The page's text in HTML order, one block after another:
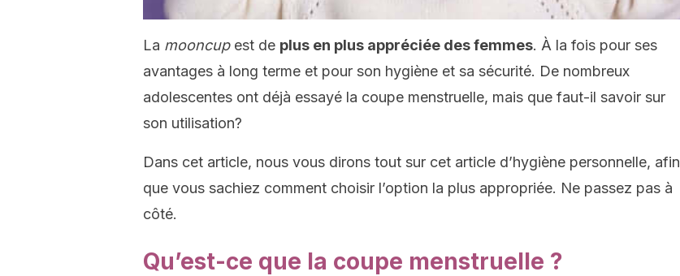
La mooncupest de plus en plus appréciée des femmes. À la fois pour ses
avantages à long terme et pour son hygiène et sa sécurité. De nombreux
adolescentes ont déjà essayé la coupe menstruelle, mais que faut-il savoir sur
son utilisation?
Dans cet article, nous vous dirons tout sur cet article d’hygiène personnelle, afin
que vous sachiez comment choisir l’option la plus appropriée. Ne passez pas à
côté.
Qu’est-ce que la coupe menstruelle ?